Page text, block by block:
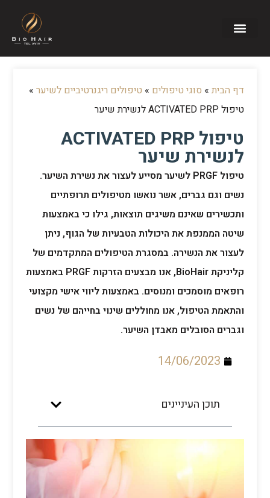
דף הבית» סוגי טיפולים » טיפולים ריגנרטיביים לשיער»
טיפול ACTIVATED PRP לנשירת שיער
טיפול ACTIVATED PRP
לנשירת שיער
טיפול PRGF לשיער מסייע לעצור את נשירת השיער.
נשים וגם גברים, אשר נואשו מטיפולים תרופתיים
ותכשירים שאינם משיגים תוצאות, גילו כי באמצעות
שיטה הממנפת את היכולות הטבעיות של הגוף, ניתן
לעצור את הנשירה. במסגרת הטיפולים המתקדמים של
קליניקת BioHair, אנו מבצעים הזרקות PRGF באמצעות
רופאים מוסמכים ומנוסים. באמצעות ליווי אישי מקצועי
והתאמת הטיפול, אנו מחוללים שינוי בחייהם של נשים
וגברים הסובלים מאבדן השיער.
תוכן העיניינים
14/06/2023